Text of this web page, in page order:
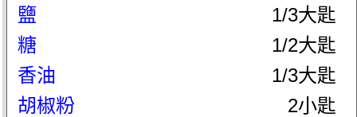
鹽
1/3大匙
糖
1/2大匙
香油
1/3大匙
胡椒粉
2小匙